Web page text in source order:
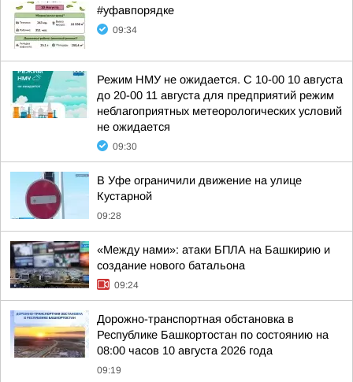
#уфавпорядке
09:34
Режим НМУ не ожидается. С 10-00 10 августа
до 20-00 11 августа для предприятий режим
неблагоприятных метеорологических условий
не ожидается
09:30
В Уфе ограничили движение на улице
Кустарной
09:28
«Между нами»: атаки БПЛА на Башкирию и
создание нового батальона
09:24
Дорожно-транспортная обстановка в
Республике Башкортостан по состоянию на
08:00 часов 10 августа 2026 года
09:19